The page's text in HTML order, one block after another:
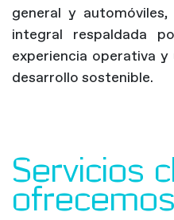
general y
integral respaldada
experiencia operativa
desarrollo sostenible.
Servicios
ofrecemos